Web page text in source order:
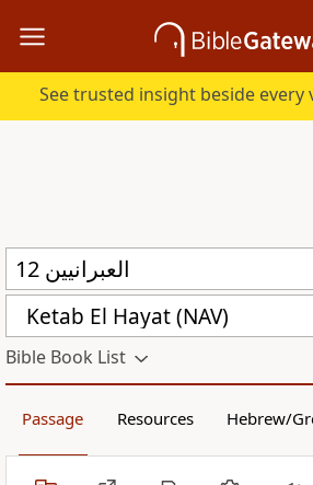
See trusted insight beside every
Ketab El Hayat (NAV)
Bible Book List
Passage Resources Hebrew/